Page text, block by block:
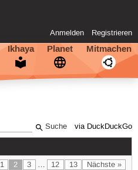
Anmelden Registrieren
Ikhaya Planet Mitmachen
via DuckDuckGo
1 2 3 … 12 13 Nächste »